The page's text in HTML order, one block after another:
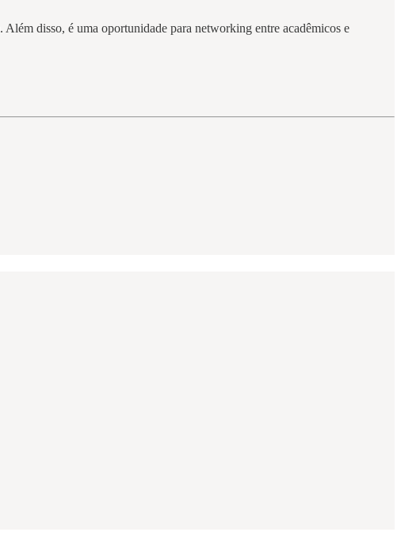
. Além disso, é uma oportunidade para networking entre acadêmicos e